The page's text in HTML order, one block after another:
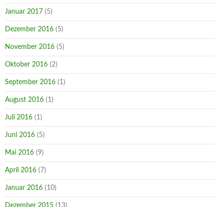
Januar 2017 (5)
Dezember 2016 (5)
November 2016 (5)
Oktober 2016 (2)
September 2016 (1)
August 2016 (1)
Juli 2016 (1)
Juni 2016 (5)
Mai 2016 (9)
April 2016 (7)
Januar 2016 (10)
Dezember 2015 (13)